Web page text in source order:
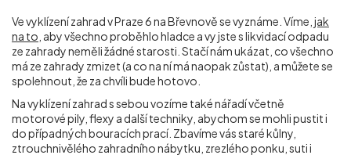
Ve vyklízení zahrad v Praze 6 na Břevnověse vyznáme. Víme, jak
na to , aby všechno proběhlo hladce a vy jste s likvidací odpadu
ze zahrady neměli žádné starosti. Stačí nám ukázat, co všechno
má ze zahrady zmizet (a co na ní má naopak zůstat), a můžete se
spolehnout, že za chvíli bude hotovo.
Na vyklízení zahrad s sebou vozíme také nářadí včetně
motorové pily, flexy a další techniky, abychom se mohli pustit i
do případných bouracích prací. Zbavíme vás staré kůlny,
ztrouchnivělého zahradního nábytku, zrezlého ponku, suti i